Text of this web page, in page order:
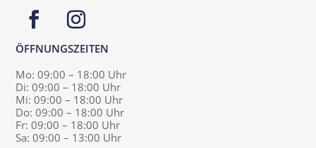
ÖFFNUNGSZEITEN
Mo: 09:00 – 18:00 Uhr
Di: 09:00 – 18:00 Uhr
Mi: 09:00 – 18:00 Uhr
Do: 09:00 – 18:00 Uhr
Fr: 09:00 – 18:00 Uhr
Sa: 09:00 – 13:00 Uhr